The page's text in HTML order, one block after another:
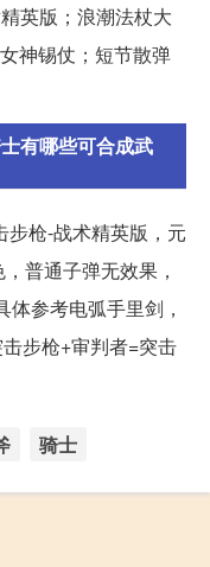
英版；浪潮法杖大
神锡仗；短节散弹
有哪些可合成武
步枪-战术精英版，元
普通子弹无效果，
参考电弧手里剑，
步枪+审判者=突击
骑士